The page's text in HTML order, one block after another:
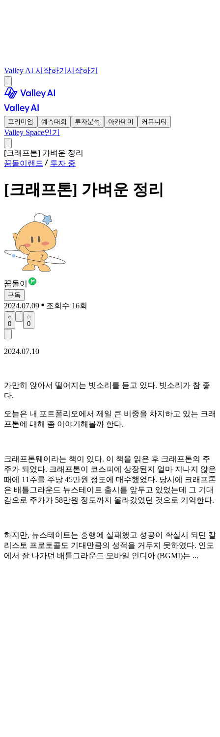
Valley AI 시작하기 시작하기
프리미엄 예측대회 투자분석 아카데미 커뮤니티
Valley Space인기
[크래프톤] 가벼운 정리
꿈돌이랜드
투자 중
[크래프톤] 가벼운 정리
꿈돌이
구독
2024.07.09 조회수 16회
0 0
2024.07.10
가만히 앉아서 떨어지는 빗소리를 듣고 있다. 빗소리가 참 좋
다.
오늘은 내 포트폴리오에서 제일 큰 비중을 차지하고 있는 크래
프톤에 대해 좀 이야기해볼까 한다.
크래프톤웨이라는 책이 있다. 이 책을 읽은 후 크래프톤의 주
주가 되었다. 크래프톤이 코스피에 상장된지 얼마 지나지 않은
때에 11주를 주당 45만원 정도에 매수했었다. 당시에 크래프톤
은 배틀그라운드 뉴스테이트 출시를 앞두고 있었는데 그 기대
감으로 주가가 58만원 정도까지 올라갔었던 것으로 기억한다.
하지만, 뉴스테이트는 흥행에 실패했고 성공이 확실시 되던 칼
리스토 프로토콜도 기대만큼의 성적을 거두지 못하였다. 인도
에서 잘 나가던 배틀그라운드 모바일 인디아 (BGMI)는 ...